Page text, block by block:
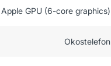
Apple GPU (6-core graphics)
Okostelefon